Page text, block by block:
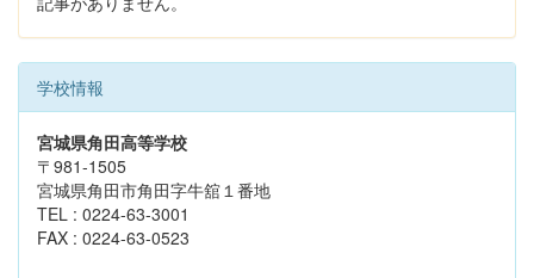
学校情報
宮城県角田高等学校
〒981-1505
宮城県角田市角田字牛舘１番地
TEL : 0224-63-3001
FAX : 0224-63-0523